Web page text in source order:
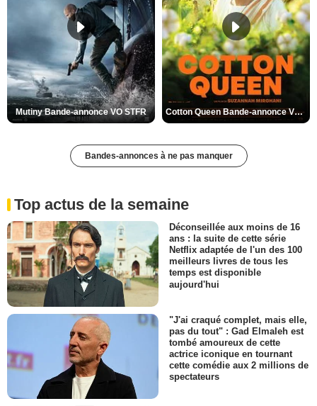
Mutiny Bande-annonce VO STFR Cotton Queen Bande-annonce VO STFR
Bandes-annonces à ne pas manquer
Top actus de la semaine
Déconseillée aux moins de 16
ans : la suite de cette série
Netflix adaptée de l'un des 100
meilleurs livres de tous les
temps est disponible
aujourd'hui
"J'ai craqué complet, mais elle,
pas du tout" : Gad Elmaleh est
tombé amoureux de cette
actrice iconique en tournant
cette comédie aux 2 millions de
spectateurs